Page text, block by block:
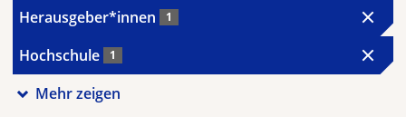
Herausgeber*innen 1
Hochschule 1
Mehr zeigen